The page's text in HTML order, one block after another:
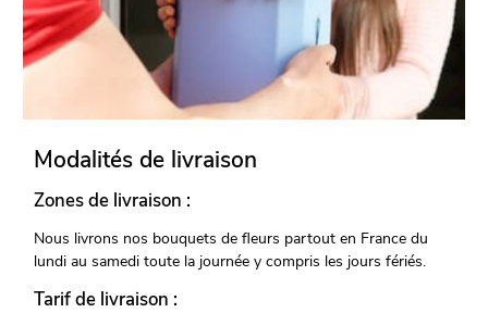
Modalités de livraison
Zones de livraison :
Nous livrons nos bouquets de fleurs partout en France du
lundi au samedi toute la journée y compris les jours fériés.
Tarif de livraison :